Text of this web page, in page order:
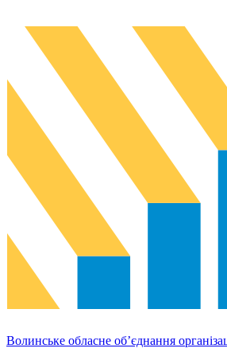
Волинське обласне об’єднання